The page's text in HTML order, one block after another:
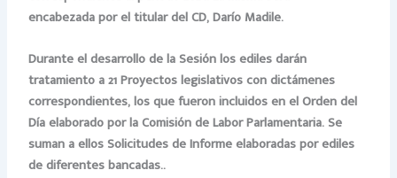
encabezadapor el titular del CD, Darío Madile.
Durante el desarrollo de la Sesión los ediles darán
tratamiento a 21 Proyectos legislativos con dictámenes
correspondientes, los que fueron incluidos en el Orden del
Día elaborado por la Comisión de Labor Parlamentaria.Se
suman a ellos Solicitudes de Informe elaboradas por ediles
de diferentes bancadas..